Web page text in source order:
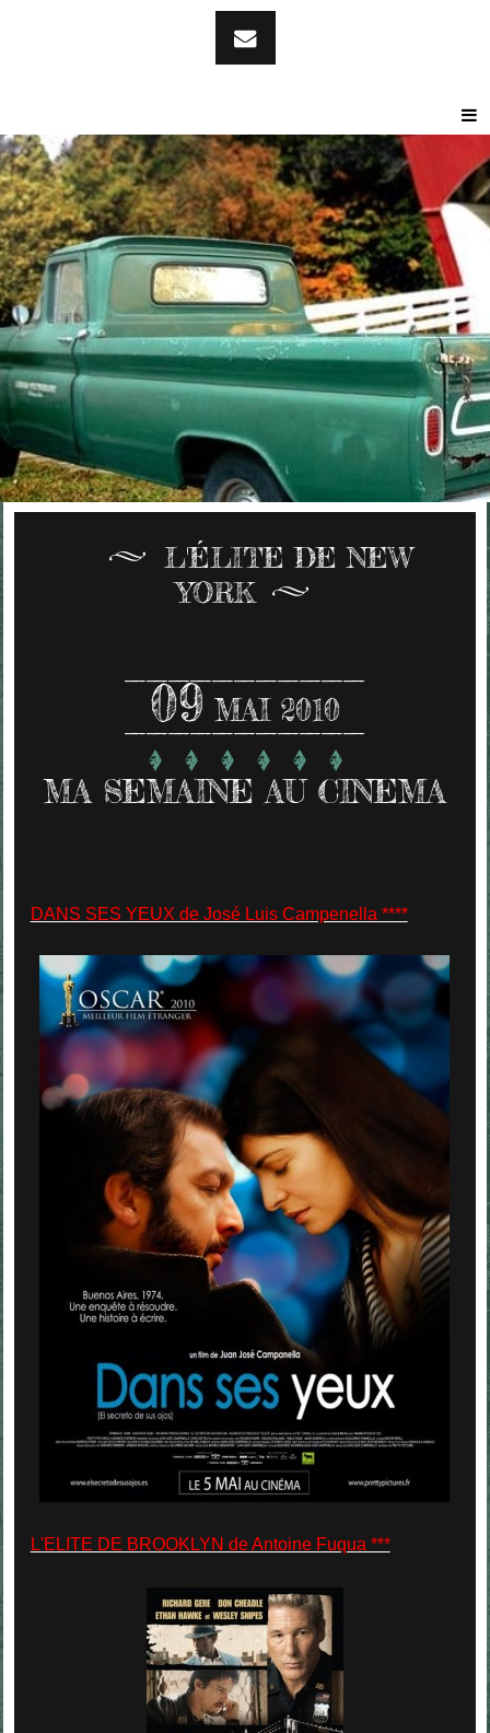
L'ÉLITE DE NEW
YORK
09 MAI 2010
MA SEMAINE AU CINEMA
DANS SES YEUX de José Luis Campenella ****
L'ELITE DE BROOKLYN de Antoine Fuqua ***